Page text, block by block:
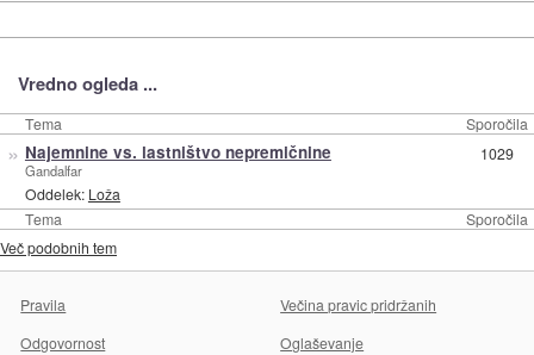
Vredno ogleda ...
Tema Sporočila
Tema Sporočila
» Najemnine vs. lastništvo nepremičnine
Gandalfar
Oddelek: Loža
1029
Več podobnih tem
Pravila
Večina pravic pridržanih
Odgovornost
Oglaševanje